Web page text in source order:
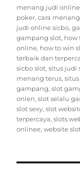
on
menang judi
poker,cara
judi online sicbo,
gampang slot, how
online, how to win
terbaik dan
sicbo slot,situs judi
menang terus,
gampang,slot
onlen,slot selalu
slot sexy,slot
terpercaya,slots
onlinee,website